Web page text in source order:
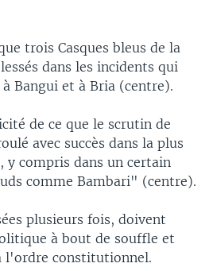
trois Casques bleus de la
dans les incidents qui
Bangui et à Bria (centre).
de ce que le scrutin de
avec succès dans la plus
y compris dans un certain
comme Bambari" (centre).
plusieurs fois, doivent
à bout de souffle et
l'ordre constitutionnel.